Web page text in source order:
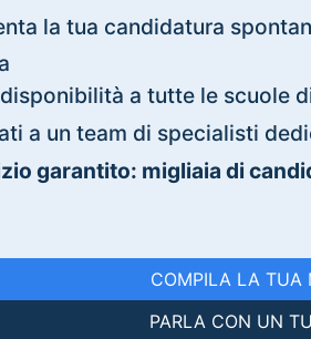
la tua candidatura
a tutte le scuole
a un team di specialisti
garantito: migliaia di
COMPILA LA TUA
PARLA CON UN